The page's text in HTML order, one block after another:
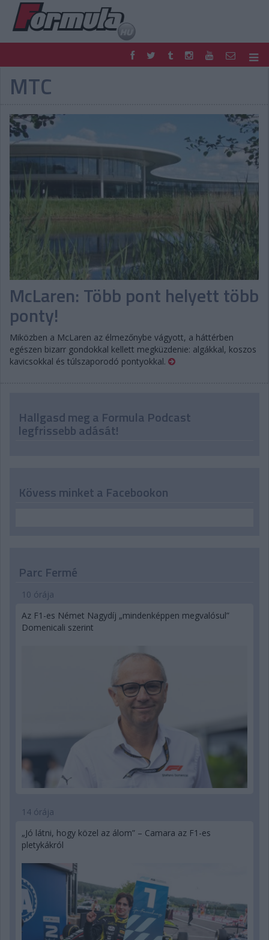
F1
FORMULA
RETRO
PODCAST
TIPPJÁTÉK
DIGITÁLIS MAGAZIN
PONTÁLLÁSOK
MTC
McLaren: Több pont helyett több
ponty!
Miközben a McLaren az élmezőnybe vágyott, a háttérben
egészen bizarr gondokkal kellett megküzdenie: algákkal, koszos
kavicsokkal és túlszaporodó pontyokkal.
Hallgasd meg a Formula Podcast
legfrissebb adását!
Kövess minket a Facebookon
Parc Fermé
10 órája
Az F1-es Német Nagydíj „mindenképpen megvalósul”
Domenicali szerint
14 órája
„Jó látni, hogy közel az álom” – Camara az F1-es
pletykákról